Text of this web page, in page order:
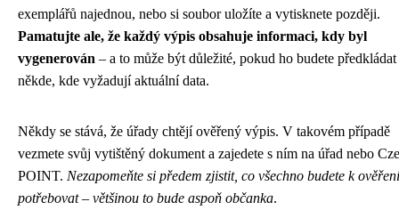
exemplářů najednou, nebo si soubor uložíte a vytisknete později.
Pamatujte ale, že každý výpis obsahuje informaci, kdy byl
vygenerován – a to může být důležité, pokud ho budete předkládat
někde, kde vyžadují aktuální data.
Někdy se stává, že úřady chtějí ověřený výpis. V takovém případě
vezmete svůj vytištěný dokument a zajedete s ním na úřad nebo
POINT. Nezapomeňte si předem zjistit, co všechno budete k ověření
potřebovat – většinou to bude aspoň občanka.